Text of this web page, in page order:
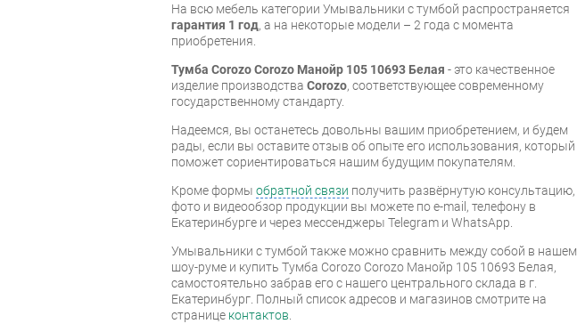
На всю мебель категории Умывальники с тумбой распространяется
гарантия 1 год, а на некоторые модели – 2 года с момента
приобретения.
Тумба Corozo Corozo Манойр 105 10693 Белая - это качественное
изделие производства Corozo, соответствующее современному
государственному стандарту.
Надеемся, вы останетесь довольны вашим приобретением, и будем
рады, если вы оставите отзыв об опыте его использования, который
поможет сориентироваться нашим будущим покупателям.
Кроме формы обратной связи получить развёрнутую консультацию,
фото и видеообзор продукции вы можете по e-mail, телефону в
Екатеринбурге и через мессенджеры Telegram и WhatsApp.
Умывальники с тумбой также можно сравнить между собой в нашем
шоу-руме и купить Тумба Corozo Corozo Манойр 105 10693 Белая,
самостоятельно забрав его с нашего центрального склада в г.
Екатеринбург. Полный список адресов и магазинов смотрите на
странице контактов